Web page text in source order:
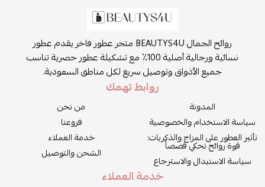
روائح الجمال BEAUTYS4U متجر عطور فاخر يقدم عطور
نسائية ورجالية أصلية 100٪ مع تشكيلة عطور حصرية تناسب
جميع الأذواق وتوصيل سريع لكل مناطق السعودية.
روابط تهمك
المدونة
سياسة الاستخدام والخصوصية
تأثير العطور على المزاج والذكريات:
قوة روائح تحكي قصصاً
سياسة الاستبدال والاسترجاع
من نحن
فروعنا
خدمة العملاء
الشحن والتوصيل
خدمة العملاء